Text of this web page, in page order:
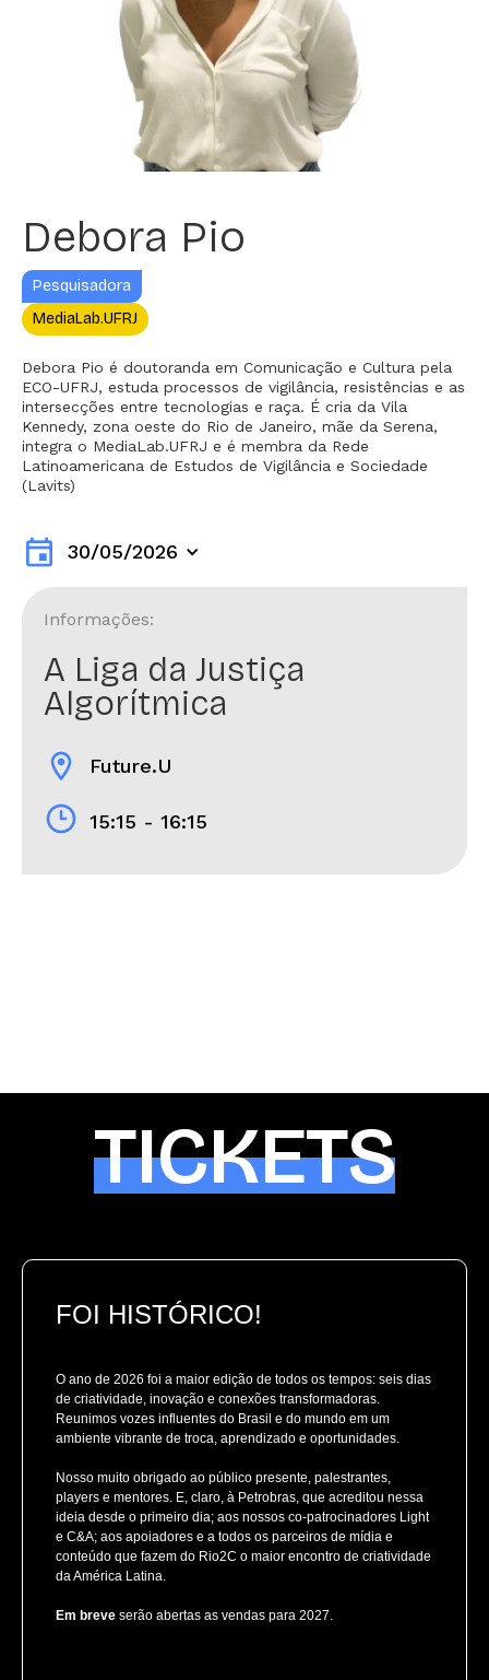
Debora Pio
Pesquisadora
MediaLab.UFRJ
Debora Pio é doutoranda em Comunicação e Cultura pela
ECO-UFRJ, estuda processos de vigilância, resistências e as
intersecções entre tecnologias e raça. É cria da Vila
Kennedy, zona oeste do Rio de Janeiro, mãe da Serena,
integra o MediaLab.UFRJ e é membra da Rede
Latinoamericana de Estudos de Vigilância e Sociedade
(Lavits)
event 30/05/2026
Informações:
A Liga da Justiça
Algorítmica
location_on Future.U
15:15 - 16:15
TICKETS
FOI HISTÓRICO!
O ano de 2026 foi a maior edição de todos os tempos: seis dias
de criatividade, inovação e conexões transformadoras.
Reunimos vozes influentes do Brasil e do mundo em um
ambiente vibrante de troca, aprendizado e oportunidades.
Nosso muito obrigado ao público presente, palestrantes,
players e mentores. E, claro, à Petrobras, que acreditou nessa
ideia desde o primeiro dia; aos nossos co-patrocinadores Light
e C&A; aos apoiadores e a todos os parceiros de mídia e
conteúdo que fazem do Rio2C o maior encontro de criatividade
da América Latina.
Em breve serão abertas as vendas para 2027.